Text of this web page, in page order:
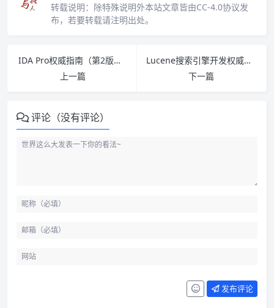
转载说明： 除特殊说明外本站文章皆由CC-4.0协议发
布，若要转载请注明出处。
IDA Pro权威指南（第2版） PDF下载
上一篇
Lucene搜索引擎开发权威经典 PDF下载
下一篇
评论（没有评论）
发布评论